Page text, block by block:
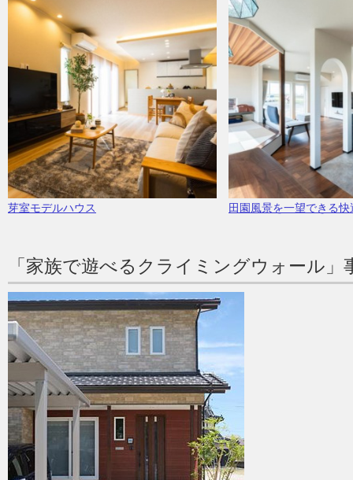
芽室モデルハウス 田園風景を一望できる
「家族で遊べるクライミングウォール